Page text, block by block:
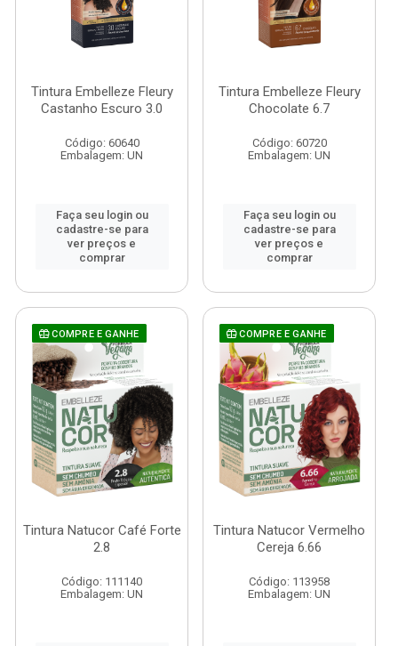
Tintura Embelleze Fleury
Castanho Escuro 3.0
Código: 60640
Embalagem: UN
Faça seu login ou
cadastre-se para
ver preços e
comprar
Tintura Embelleze Fleury
Chocolate 6.7
Código: 60720
Embalagem: UN
Faça seu login ou
cadastre-se para
ver preços e
comprar
COMPRE E GANHE
Tintura Natucor Café Forte
2.8
Código: 111140
Embalagem: UN
COMPRE E GANHE
Tintura Natucor Vermelho
Cereja 6.66
Código: 113958
Embalagem: UN